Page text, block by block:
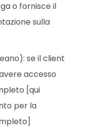
o fornisce il
sulla
se il client
accesso
[qui
per la